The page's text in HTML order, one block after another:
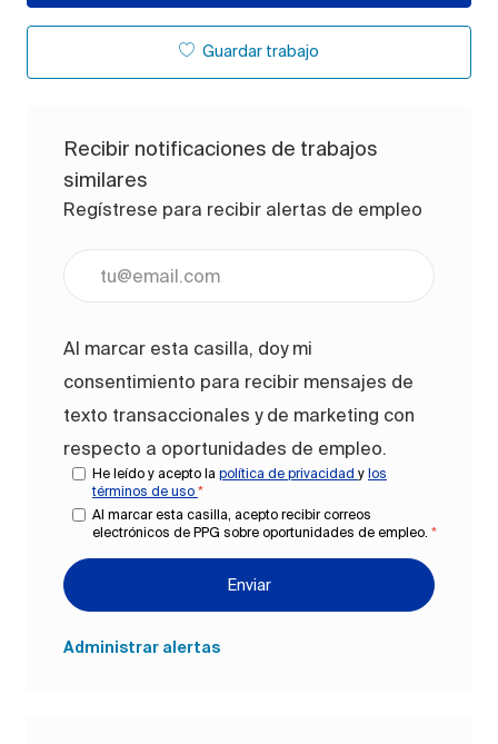
Guardar trabajo
Recibir notificaciones de trabajos
similares
Regístrese para recibir alertas de empleo
Ingrese la dirección de correo electrónico
Al marcar esta casilla, doy mi
consentimiento para recibir mensajes de
texto transaccionales y de marketing con
respecto a oportunidades de empleo.
He leído y acepto la política de privacidad y los
términos de uso *
Al marcar esta casilla, acepto recibir correos
electrónicos de PPG sobre oportunidades de empleo. *
Enviar
Administrar alertas